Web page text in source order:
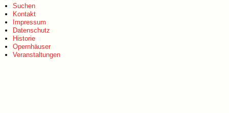
Suchen
Kontakt
Impressum
Datenschutz
Historie
Opernhäuser
Veranstaltungen